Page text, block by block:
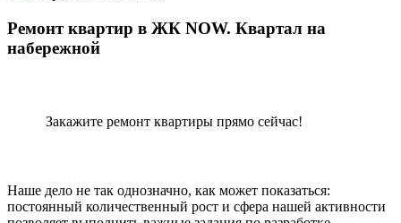
Ремонт квартир в ЖК NOW. Квартал на
набережной
Закажите ремонт квартиры прямо сейчас!
Наше дело не так однозначно, как может показаться:
постоянный количественный рост и сфера нашей активности